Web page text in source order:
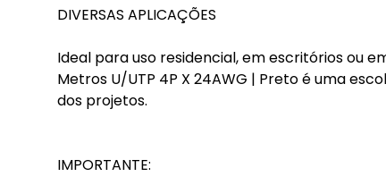
DIVERSAS APLICAÇÕES
Ideal para uso residencial, em escritórios ou
Metros U/UTP 4P X 24AWG | Preto é uma
dos projetos.
IMPORTANTE: